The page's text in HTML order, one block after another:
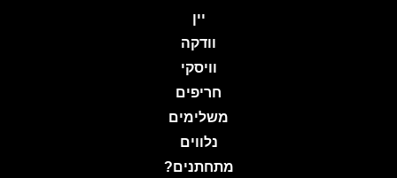
יין
וודקה
וויסקי
חריפים
משלימים
נלווים
מתחתנים?